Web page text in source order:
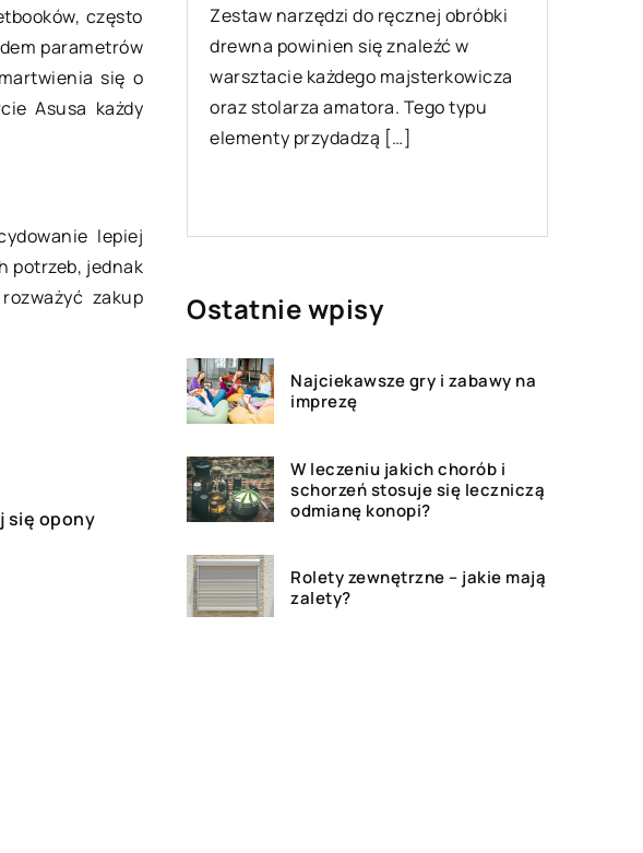
często
parametrów
się o
Asusa każdy
lepiej
potrzeb, jednak
zakup
się opony
z własnymi
To
ułatwia
Zestaw narzędzi do ręcznej obróbki
drewna powinien się znaleźć w
warsztacie każdego majsterkowicza
oraz stolarza amatora. Tego typu
elementy przydadzą […]
Ostatnie wpisy
Najciekawsze gry i zabawy na
imprezę
W leczeniu jakich chorób i
schorzeń stosuje się leczniczą
odmianę konopi?
Rolety zewnętrzne – jakie mają
zalety?